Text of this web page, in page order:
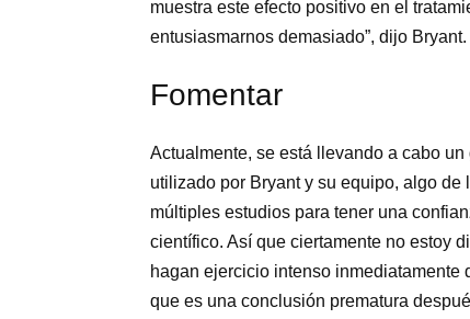
muestra este efecto positivo en el
entusiasmarnos demasiado”, dijo Bryant.
Fomentar
Actualmente, se está llevando a cabo
utilizado por Bryant y su equipo, algo de
múltiples estudios para tener una
científico. Así que ciertamente no estoy
hagan ejercicio intenso
que es una conclusión prematura